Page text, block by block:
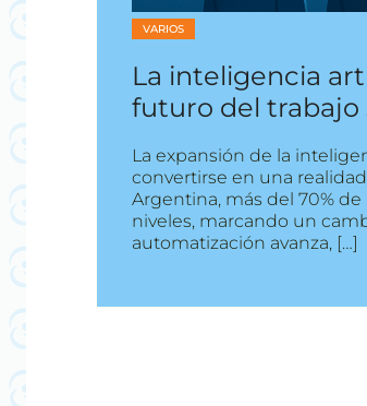
VARIOS
La inteligencia
futuro del trabajo
La expansión de la
convertirse en una
Argentina, más del 70%
niveles, marcando un
automatización avanza, […]